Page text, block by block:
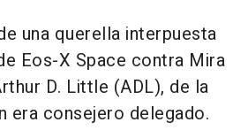
una querella interpuesta
Eos-X Space contra Mira
D. Little (ADL), de la
era consejero delegado.